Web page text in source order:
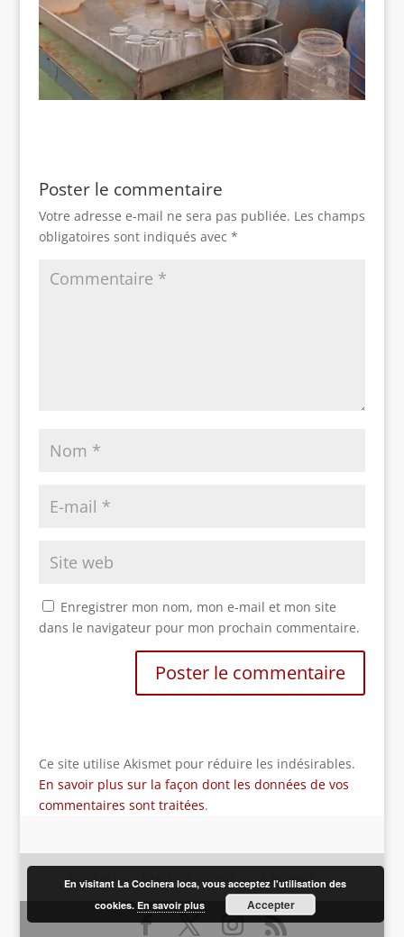
Poster le commentaire
Votre adresse e-mail ne sera pas publiée. Les champs
obligatoires sont indiqués avec *
Enregistrer mon nom, mon e-mail et mon site
dans le navigateur pour mon prochain commentaire.
Ce site utilise Akismet pour réduire les indésirables.
En savoir plus sur la façon dont les données de vos
commentaires sont traitées.
Contact Droits d’auteur A propos
En visitant La Cocinera loca, vous acceptez l'utilisation des
cookies.En savoir plus Accepter